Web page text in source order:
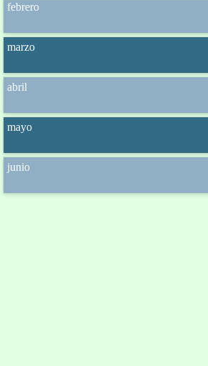
febrero
marzo
abril
mayo
junio